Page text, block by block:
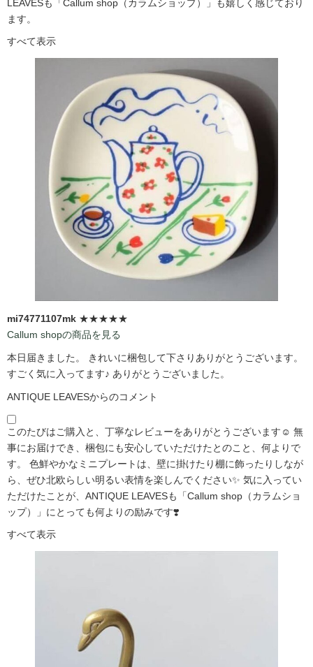
LEAVESも「Callum shop（カラムショップ）」も嬉しく感じており
ます。
すべて表示
mi74771107mk ★★★★★
Callum shopの商品を見る
本日届きました。 きれいに梱包して下さりありがとうございます。
すごく気に入ってます♪ ありがとうございました。
ANTIQUE LEAVESからのコメント
このたびはご購入と、丁寧なレビューをありがとうございます☺️ 無
事にお届けでき、梱包にも安心していただけたとのこと、何よりで
す。 色鮮やかなミニプレートは、壁に掛けたり棚に飾ったりしなが
ら、ぜひ北欧らしい明るい表情を楽しんでください✨ 気に入ってい
ただけたことが、ANTIQUE LEAVESも「Callum shop（カラムショ
ップ）」にとっても何よりの励みです❣️
すべて表示